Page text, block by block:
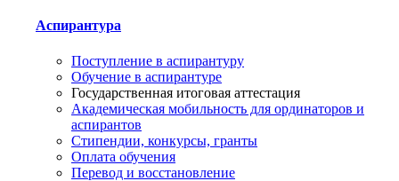
Аспирантура
Поступление в аспирантуру
Обучение в аспирантуре
Государственная итоговая аттестация
Академическая мобильность для ординаторов и
аспирантов
Стипендии, конкурсы, гранты
Оплата обучения
Перевод и восстановление